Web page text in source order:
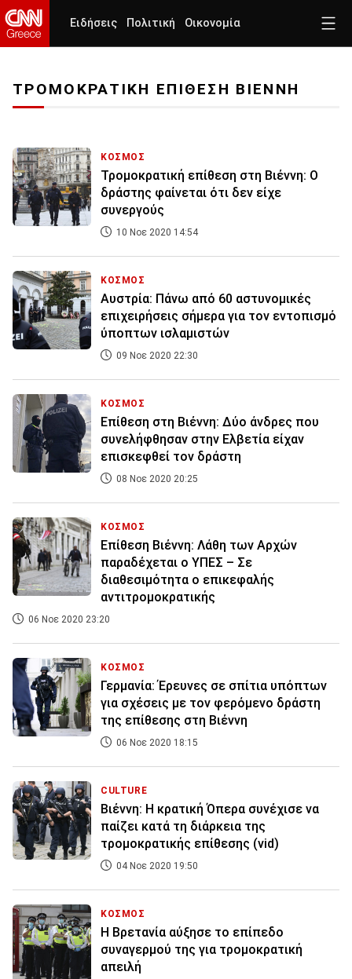
Ειδήσεις Πολιτική Οικονομία
ΤΡΟΜΟΚΡΑΤΙΚΗ ΕΠΙΘΕΣΗ ΒΙΕΝΝΗ
ΚΟΣΜΟΣ
Τρομοκρατική επίθεση στη Βιέννη: Ο
δράστης φαίνεται ότι δεν είχε
συνεργούς
10 Νοε 2020 14:54
ΚΟΣΜΟΣ
Αυστρία: Πάνω από 60 αστυνομικές
επιχειρήσεις σήμερα για τον εντοπισμό
ύποπτων ισλαμιστών
09 Νοε 2020 22:30
ΚΟΣΜΟΣ
Επίθεση στη Βιέννη: Δύο άνδρες που
συνελήφθησαν στην Ελβετία είχαν
επισκεφθεί τον δράστη
08 Νοε 2020 20:25
ΚΟΣΜΟΣ
Επίθεση Βιέννη: Λάθη των Αρχών
παραδέχεται ο ΥΠΕΣ – Σε
διαθεσιμότητα ο επικεφαλής
αντιτρομοκρατικής
06 Νοε 2020 23:20
ΚΟΣΜΟΣ
Γερμανία: Έρευνες σε σπίτια υπόπτων
για σχέσεις με τον φερόμενο δράστη
της επίθεσης στη Βιέννη
06 Νοε 2020 18:15
CULTURE
Βιέννη: H κρατική Όπερα συνέχισε να
παίζει κατά τη διάρκεια της
τρομοκρατικής επίθεσης (vid)
04 Νοε 2020 19:50
ΚΟΣΜΟΣ
Η Βρετανία αύξησε το επίπεδο
συναγερμού της για τρομοκρατική
απειλή